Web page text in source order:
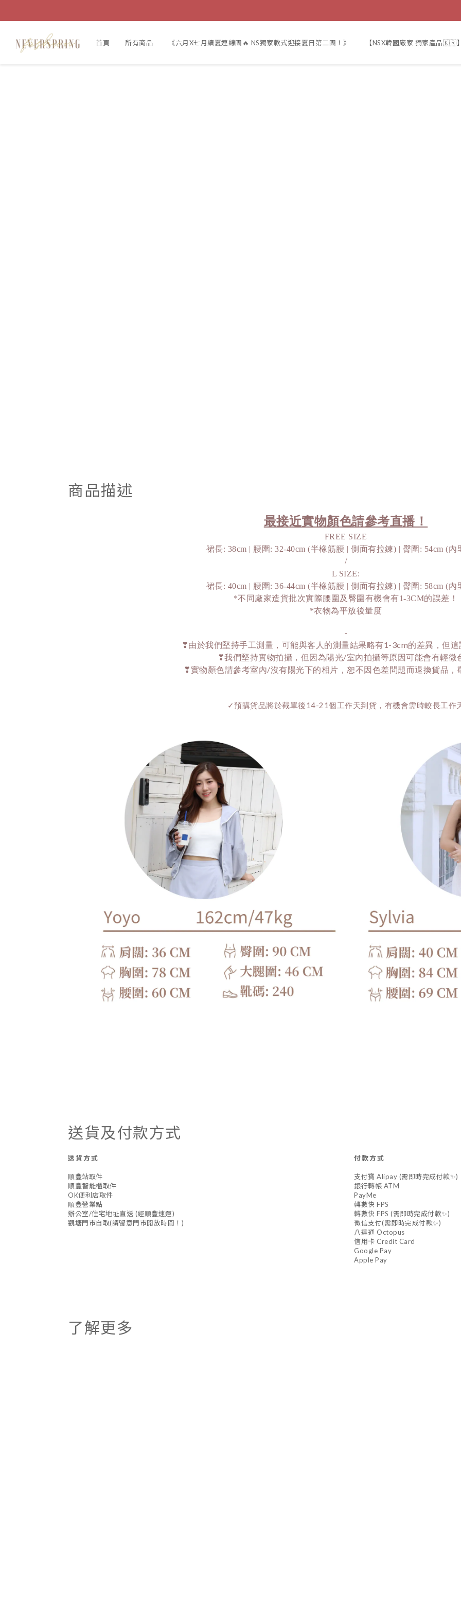
首頁 所有商品 《六月X七月續夏連線團🔥 NS獨家款式迎接夏日第二團！》 【NSX韓國廠家 獨家產品🇰🇷
商品描述
最接近實物顏色請參考直播！
FREE SIZE
裙長: 38cm | 腰圍: 32-40cm (半橡筋腰 | 側面有拉鍊) | 臀圍: 54cm (內
/
L SIZE:
裙長: 40cm | 腰圍: 36-44cm (半橡筋腰 | 側面有拉鍊) | 臀圍: 58cm (內
*不同廠家造貨批次實際腰圍及臀圍有機會有1-3CM的誤差！
*衣物為平放後量度
-
❣由於我們堅持手工測量，可能與客人的測量結果略有1-3cm的差異，但
❣我們堅持實物拍攝，但因為陽光/室內拍攝等原因可能會有輕微
❣實物顏色請參考室內/沒有陽光下的相片，恕不因色差問題而退換貨品，
✓預購貨品將於截單後14-21個工作天到貨，有機會需時較長工作
送貨及付款方式
送貨方式
順豐站取件
順豐智能櫃取件
OK便利店取件
順豐營業點
辦公室/住宅地址直送 (經順豐速運)
觀塘門市自取(請留意門市開放時間！)
付款方式
支付寶 Alipay (需即時完成付款✨)
銀行轉帳 ATM
PayMe
轉數快 FPS
轉數快 FPS (需即時完成付款✨)
微信支付(需即時完成付款✨)
八達通 Octopus
信用卡 Credit Card
Google Pay
Apple Pay
了解更多